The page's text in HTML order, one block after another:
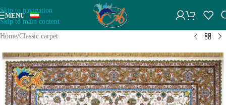
Skip to navigation
Skip to main content
MENU
Home/Classic carpet